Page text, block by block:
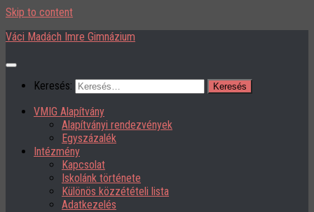
Skip to content
Váci Madách Imre Gimnázium
Keresés:
VMIG Alapítvány
Alapítványi rendezvények
Egyszázalék
Intézmény
Kapcsolat
Iskolánk története
Különös közzétételi lista
Adatkezelés